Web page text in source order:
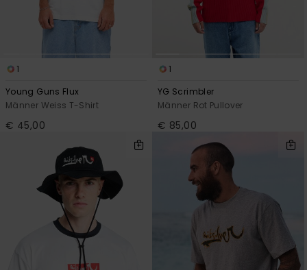
1
Young Guns Flux
Männer Weiss T-Shirt
€ 45,00
1
YG Scrimbler
Männer Rot Pullover
€ 85,00